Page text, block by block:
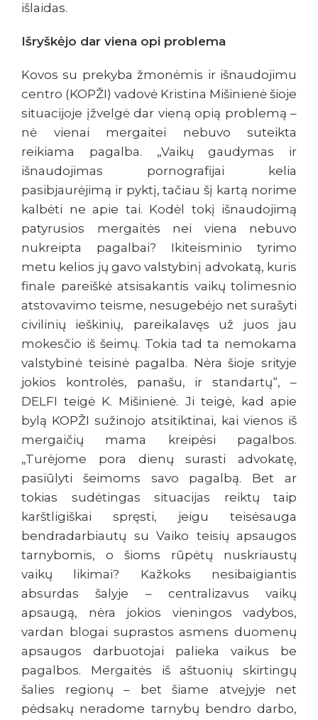
išlaidas.
Išryškėjo dar viena opi problema
Kovos su prekyba žmonėmis ir išnaudojimu
centro (KOPŽI) vadovė Kristina Mišinienė šioje
situacijoje įžvelgė dar vieną opią problemą –
nė vienai mergaitei nebuvo suteikta
reikiama pagalba. „Vaikų gaudymas ir
išnaudojimas pornografijai kelia
pasibjaurėjimą ir pyktį, tačiau šį kartą norime
kalbėti ne apie tai. Kodėl tokį išnaudojimą
patyrusios mergaitės nei viena nebuvo
nukreipta pagalbai? Ikiteisminio tyrimo
metu kelios jų gavo valstybinį advokatą, kuris
finale pareiškė atsisakantis vaikų tolimesnio
atstovavimo teisme, nesugebėjo net surašyti
civilinių ieškinių, pareikalavęs už juos jau
mokesčio iš šeimų. Tokia tad ta nemokama
valstybinė teisinė pagalba. Nėra šioje srityje
jokios kontrolės, panašu, ir standartų“, –
DELFI teigė K. Mišinienė. Ji teigė, kad apie
bylą KOPŽI sužinojo atsitiktinai, kai vienos iš
mergaičių mama kreipėsi pagalbos.
„Turėjome pora dienų surasti advokatę,
pasiūlyti šeimoms savo pagalbą. Bet ar
tokias sudėtingas situacijas reiktų taip
karštligiškai spręsti, jeigu teisėsauga
bendradarbiautų su Vaiko teisių apsaugos
tarnybomis, o šioms rūpėtų nuskriaustų
vaikų likimai? Kažkoks nesibaigiantis
absurdas šalyje – centralizavus vaikų
apsaugą, nėra jokios vieningos vadybos,
vardan blogai suprastos asmens duomenų
apsaugos darbuotojai palieka vaikus be
pagalbos. Mergaitės iš aštuonių skirtingų
šalies regionų – bet šiame atvejyje net
pėdsakų neradome tarnybų bendro darbo,